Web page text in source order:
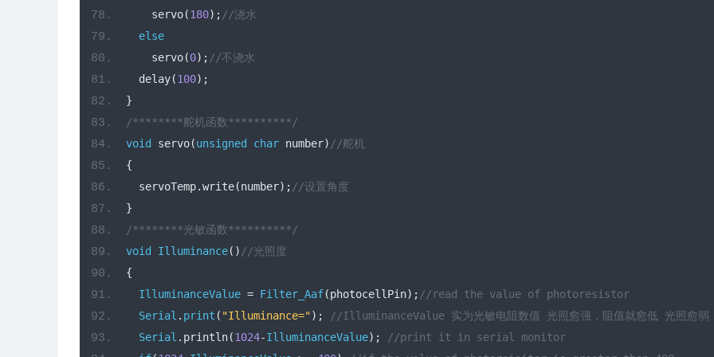
    servo
(180); //浇水
else
    servo
(0); //不浇水
  delay
(100);
}
/********舵机函数**********/
void servo(unsigned char number) //舵机
{
  servoTemp
.write(number); //设置角度
}
/********光敏函数**********/
void
Illuminance() //光照度
{
IlluminanceValue = Filter_Aaf(photocellPin); //read the value of photoresistor
Serial . print ( "Illuminance=");
//IlluminanceValue 实为光敏电阻数值 光照愈强，阻值就愈低 光照愈弱
Serial . println(1024-IlluminanceValue);
//print it in serial monitor